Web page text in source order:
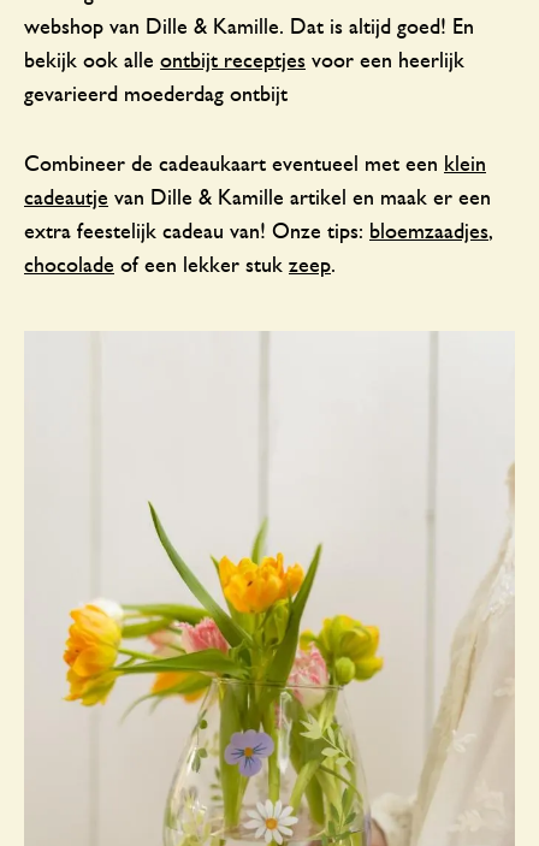
webshop van Dille & Kamille. Dat is altijd goed! En
bekijk ook alle ontbijt receptjes voor een heerlijk
gevarieerd moederdag ontbijt
Combineer de cadeaukaart eventueel met een klein
cadeautje van Dille & Kamille artikel en maak er een
extra feestelijk cadeau van! Onze tips: bloemzaadjes,
chocolade of een lekker stuk zeep.